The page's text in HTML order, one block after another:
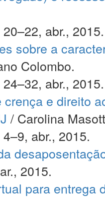
abr., 2015.
sobre a
Colombo.
abr., 2015.
crença e direito
/ Carolina
abr., 2015.
2015.
para entrega